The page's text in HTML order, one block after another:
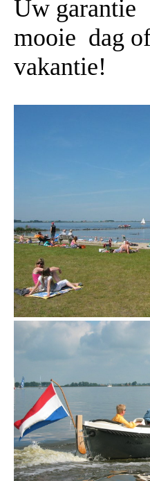
Uw garantie
mooie dag
vakantie!